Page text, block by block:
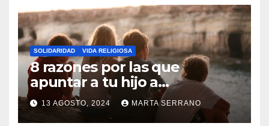
N
T
A
R
I
O
S
O
H
A
Y
SOLIDARIDAD VIDA RELIGIOSA
8 razones por las que
apuntar a tu hijo a
Catequesis
13 AGOSTO, 2024 MARTA SERRANO
N